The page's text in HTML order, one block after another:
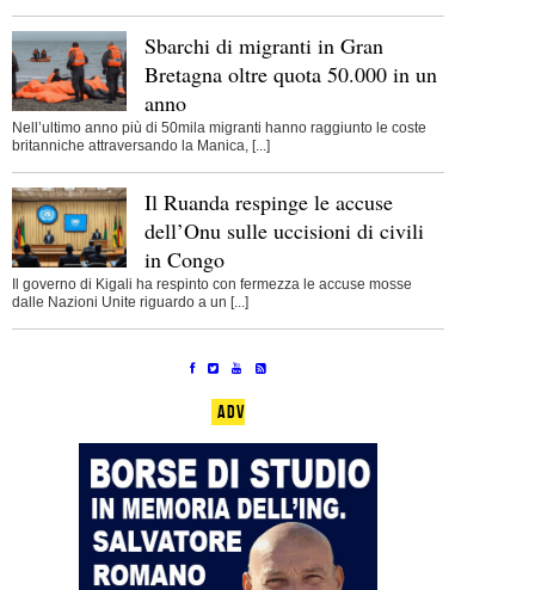
Sbarchi di migranti in Gran
Bretagna oltre quota 50.000 in un
anno
Nell’ultimo anno più di 50mila migranti hanno raggiunto le coste
britanniche attraversando la Manica, [...]
Il Ruanda respinge le accuse
dell’Onu sulle uccisioni di civili
in Congo
Il governo di Kigali ha respinto con fermezza le accuse mosse
dalle Nazioni Unite riguardo a un [...]
ADV